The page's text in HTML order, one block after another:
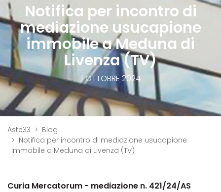
Notifica per incontro di
mediazione usucapione
immobile a Meduna di
Livenza (TV)
| OTTOBRE 2024
Aste33
Blog
Notifica per incontro di mediazione usucapione
immobile a Meduna di Livenza (TV)
Curia Mercatorum - mediazione n. 421/24/AS